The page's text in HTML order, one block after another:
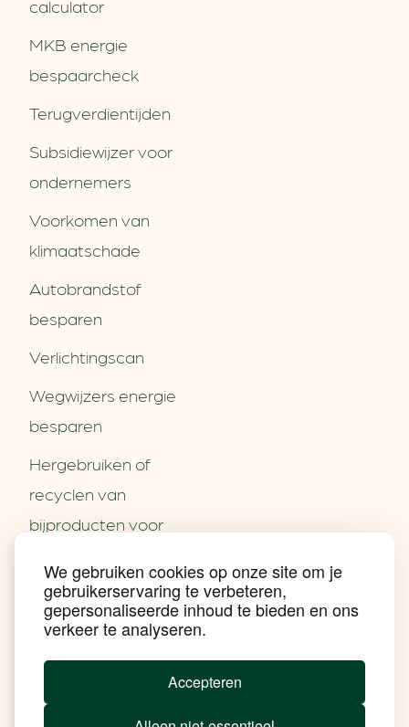
We gebruiken cookies op onze site om je
gebruikerservaring te verbeteren,
gepersonaliseerde inhoud te bieden en ons
verkeer te analyseren.
Accepteren
Partners
Contact
Nieuws
Praktijkverhalen
Events
Nieuwsbrief
Achtergrond klimaatverandering
Beprijzing van CO2
Verduurzamen bedrijventerrein
calculator
MKB energie
bespaarcheck
Terugverdien­tijden
Subsidiewijzer voor
ondernemers
Voorkomen van
klimaatschade
Autobrandstof
besparen
Verlichtingscan
Wegwijzers energie
besparen
Hergebruiken of
recyclen van
bijproducten voor
Energie besparen op
uw PC